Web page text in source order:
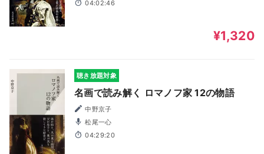
04:02:46
¥1,320
聴き放題対象
名画で読み解く ロマノフ家 12の物語
中野京子
松尾一心
04:29:20